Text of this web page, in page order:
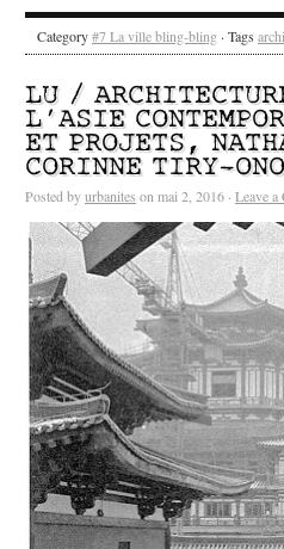
Category#7 La ville bling-bling · Tags
LU /
L’ASIE
ET PROJETS,
CORINNE TIRY-
Posted byurbanites on mai 2, 2016 · Leave a